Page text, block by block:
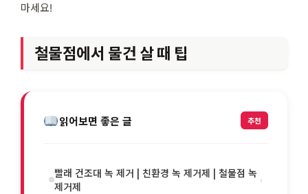
마세요!
철물점에서 물건 살 때 팁
읽어보면 좋은 글 추천
빨래 건조대 녹 제거 | 친환경 녹 제거제 | 철물점 녹
제거제
›